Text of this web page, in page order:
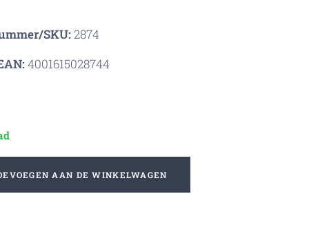
SKU:2874
4001615028744
AAN DE WINKELWAGEN